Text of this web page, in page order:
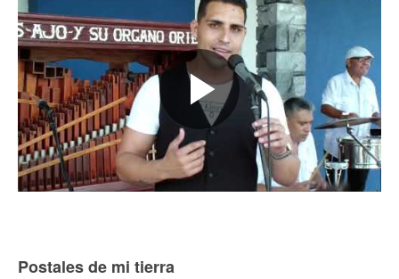
Postales de mi tierra